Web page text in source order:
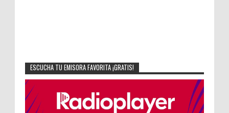
ESCUCHA TU EMISORA FAVORITA ¡GRATIS!